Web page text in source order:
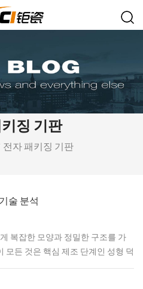
징 기판
전자 패키징 기판
술 분석
복잡한 모양과 정밀한 구조를 가
모든 것은 핵심 제조 단계인 성형 덕
믹 성형 방법을 명확하게 설명하
일반적인 적용 분야를 살펴보겠습